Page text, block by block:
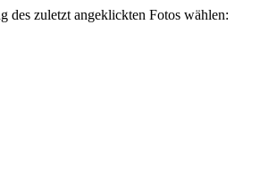
des zuletzt angeklickten Fotos wählen: